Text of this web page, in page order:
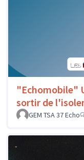
"Echomobile"
sortir de
GEM TSA 37 Echo